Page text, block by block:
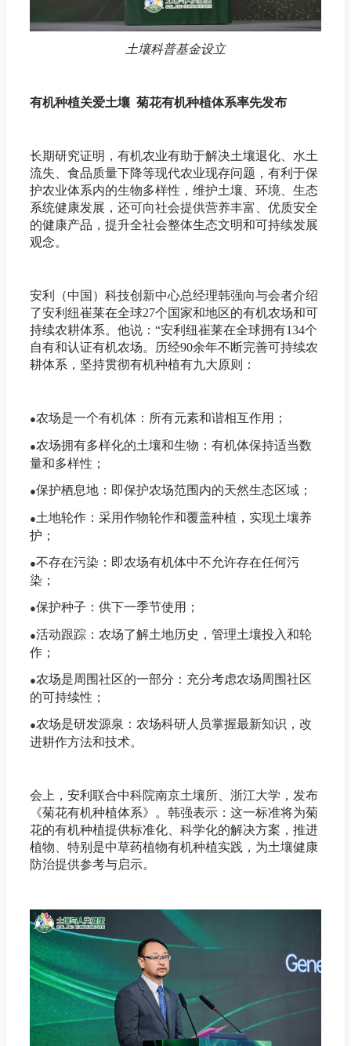
土壤科普基金设立
有机种植关爱土壤 菊花有机种植体系率先发布
长期研究证明，有机农业有助于解决土壤退化、水土
流失、食品质量下降等现代农业现存问题，有利于保
护农业体系内的生物多样性，维护土壤、环境、生态
系统健康发展，还可向社会提供营养丰富、优质安全
的健康产品，提升全社会整体生态文明和可持续发展
观念。
安利（中国）科技创新中心总经理韩强向与会者介绍
了安利纽崔莱在全球27个国家和地区的有机农场和可
持续农耕体系。他说：“安利纽崔莱在全球拥有134个
自有和认证有机农场。历经90余年不断完善可持续农
耕体系，坚持贯彻有机种植有九大原则：
●农场是一个有机体：所有元素和谐相互作用；
●农场拥有多样化的土壤和生物：有机体保持适当数
量和多样性；
●保护栖息地：即保护农场范围内的天然生态区域；
●土地轮作：采用作物轮作和覆盖种植，实现土壤养
护；
●不存在污染：即农场有机体中不允许存在任何污
染；
●保护种子：供下一季节使用；
●活动跟踪：农场了解土地历史，管理土壤投入和轮
作；
●农场是周围社区的一部分：充分考虑农场周围社区
的可持续性；
●农场是研发源泉：农场科研人员掌握最新知识，改
进耕作方法和技术。
会上，安利联合中科院南京土壤所、浙江大学，发布
《菊花有机种植体系》。韩强表示：这一标准将为菊
花的有机种植提供标准化、科学化的解决方案，推进
植物、特别是中草药植物有机种植实践，为土壤健康
防治提供参考与启示。